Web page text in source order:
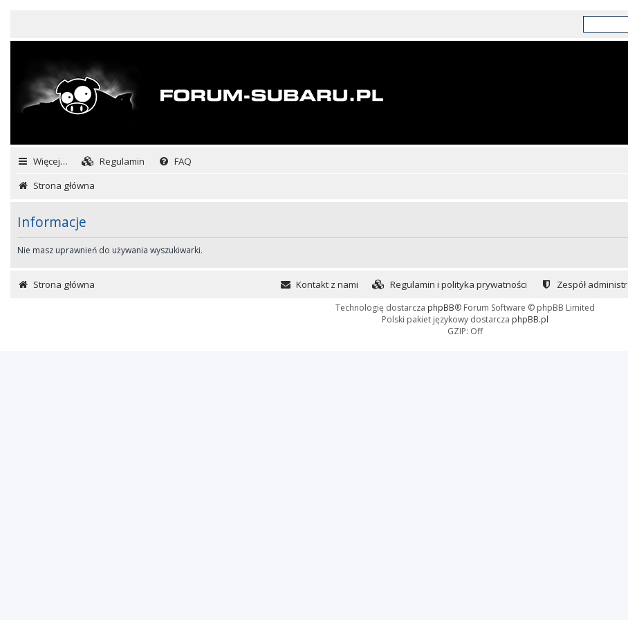
Więcej… Regulamin FAQ
Strona główna
Informacje
Nie masz uprawnień do używania wyszukiwarki.
Strona główna Zespół
Regulamin i polityka prywatności
Kontakt z nami
Technologię dostarcza phpBB® Forum Software © phpBB Limited
Polski pakiet językowy dostarcza phpBB.pl
GZIP: Off